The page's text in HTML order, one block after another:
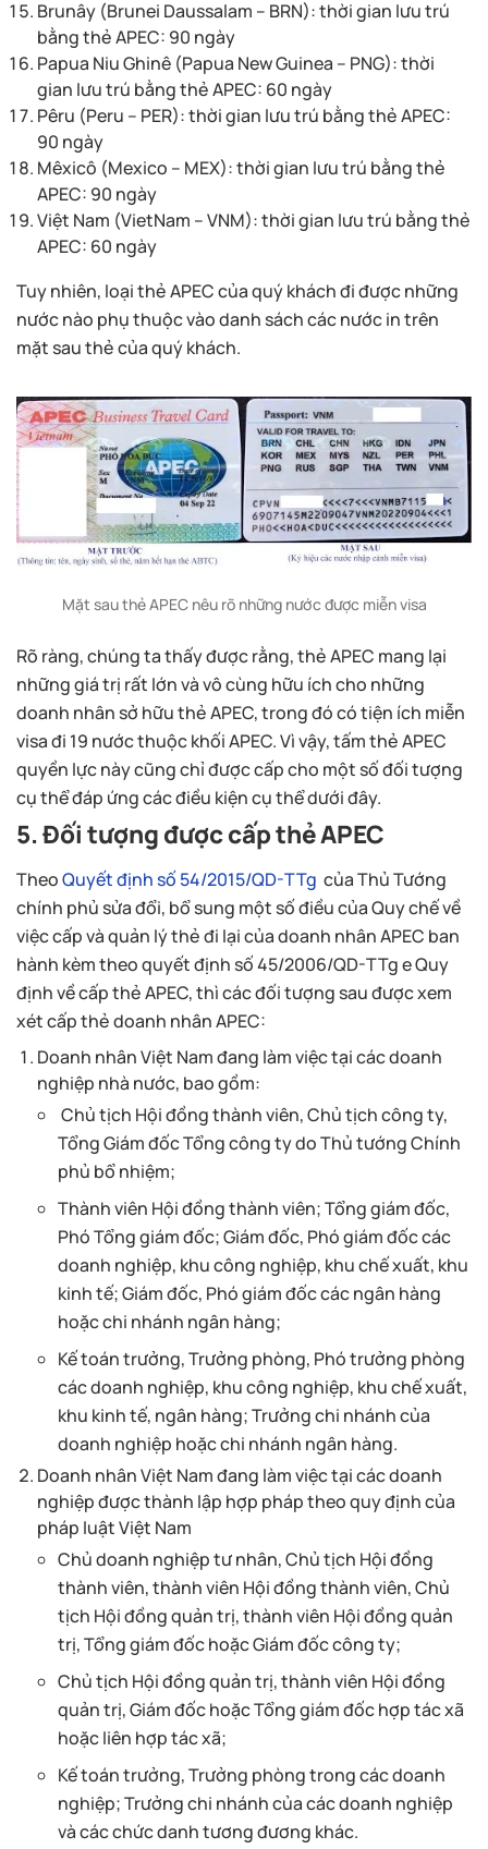
Brunây (Brunei Daussalam – BRN): thời gian lưu trú
bằng thẻ APEC: 90 ngày
Papua Niu Ghinê (Papua New Guinea – PNG): thời
gian lưu trú bằng thẻ APEC: 60 ngày
Pêru (Peru – PER): thời gian lưu trú bằng thẻ APEC:
90 ngày
Mêxicô (Mexico – MEX): thời gian lưu trú bằng thẻ
APEC: 90 ngày
Việt Nam (VietNam – VNM): thời gian lưu trú bằng thẻ
APEC: 60 ngày
Tuy nhiên, loại thẻ APEC của quý khách đi được những
nước nào phụ thuộc vào danh sách các nước in trên
mặt sau thẻ của quý khách.
Mặt sau thẻ APEC nêu rõ những nước được miễn visa
Rõ ràng, chúng ta thấy được rằng, thẻ APEC mang lại
những giá trị rất lớn và vô cùng hữu ích cho những
doanh nhân sở hữu thẻ APEC, trong đó có tiện ích miễn
visa đi 19 nước thuộc khối APEC. Vì vậy, tấm thẻ APEC
quyền lực này cũng chỉ được cấp cho một số đối tượng
cụ thể đáp ứng các điều kiện cụ thể dưới đây.
5. Đối tượng được cấp thẻ APEC
TheoQuyết định số 54/2015/QD-TTg của Thủ Tướng
chính phủ sửa đổi, bổ sung một số điều của Quy chế về
việc cấp và quản lý thẻ đi lại của doanh nhân APEC ban
hành kèm theo quyết định số 45/2006/QD-TTg e Quy
định về cấp thẻ APEC, thì các đối tượng sau được xem
xét cấp thẻ doanh nhân APEC:
Doanh nhân Việt Nam đang làm việc tại các doanh
nghiệp nhà nước, bao gồm:
Chủ tịch Hội đồng thành viên, Chủ tịch công ty,
Tổng Giám đốc Tổng công ty do Thủ tướng Chính
phủ bổ nhiệm;
Thành viên Hội đồng thành viên; Tổng giám đốc,
Phó Tổng giám đốc; Giám đốc, Phó giám đốc các
doanh nghiệp, khu công nghiệp, khu chế xuất, khu
kinh tế; Giám đốc, Phó giám đốc các ngân hàng
hoặc chi nhánh ngân hàng;
Kế toán trưởng, Trưởng phòng, Phó trưởng phòng
các doanh nghiệp, khu công nghiệp, khu chế xuất,
khu kinh tế, ngân hàng; Trưởng chi nhánh của
doanh nghiệp hoặc chi nhánh ngân hàng.
Doanh nhân Việt Nam đang làm việc tại các doanh
nghiệp được thành lập hợp pháp theo quy định của
pháp luật Việt Nam
Chủ doanh nghiệp tư nhân, Chủ tịch Hội đồng
thành viên, thành viên Hội đồng thành viên, Chủ
tịch Hội đồng quản trị, thành viên Hội đồng quản
trị, Tổng giám đốc hoặc Giám đốc công ty;
Chủ tịch Hội đồng quản trị, thành viên Hội đồng
quản trị, Giám đốc hoặc Tổng giám đốc hợp tác xã
hoặc liên hợp tác xã;
Kế toán trưởng, Trưởng phòng trong các doanh
nghiệp; Trưởng chi nhánh của các doanh nghiệp
và các chức danh tương đương khác.